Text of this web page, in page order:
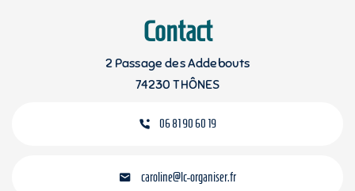
Contact
2 Passage des Addebouts
74230 THÔNES
06 81 90 60 19
caroline@lc-organiser.fr